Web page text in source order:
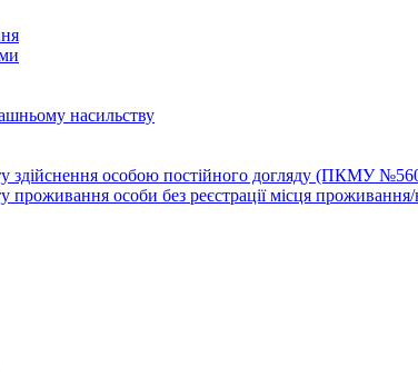
насильству
здійснення особою постійного догляду (ПКМУ
проживання особи без реєстрації місця